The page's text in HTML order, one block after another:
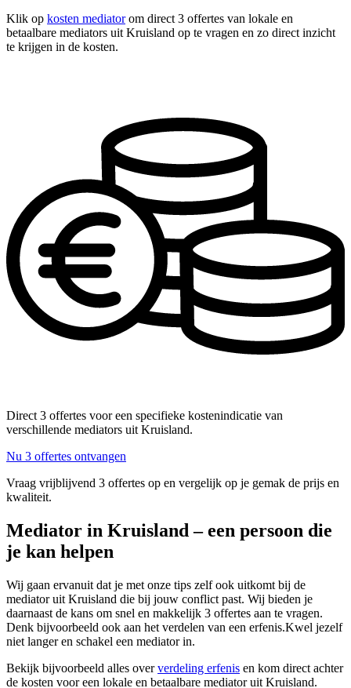
Klik op kosten mediatorom direct 3 offertes van lokale en
betaalbare mediators uit Kruisland op te vragen en zo direct inzicht
te krijgen in de kosten.
Direct 3 offertes voor een specifieke kostenindicatie van
verschillende mediators uit Kruisland.
Nu 3 offertes ontvangen
Vraag vrijblijvend 3 offertes op en vergelijk op je gemak de prijs en
kwaliteit.
Mediator in Kruisland – een persoon die
je kan helpen
Wij gaan ervanuit dat je met onze tips zelf ook uitkomt bij de
mediator uit Kruisland die bij jouw conflict past. Wij bieden je
daarnaast de kans om snel en makkelijk 3 offertes aan te vragen.
Denk bijvoorbeeld ook aan het verdelen van een erfenis.Kwel jezelf
niet langer en schakel een mediator in.
Bekijk bijvoorbeeld alles oververdeling erfenis en kom direct achter
de kosten voor een lokale en betaalbare mediator uit Kruisland.